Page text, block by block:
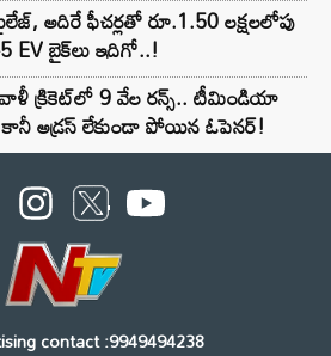
అదిరే ఫీచర్లతో రూ.1.50 లక్షలలోపు
బైక్‌లు ఇదిగో..!
క్రికెట్‌లో 9 వేల రన్స్.. టీమిండియా
అడ్రస్ లేకుండా పోయిన ఓపెనర్!
contact :9949494238